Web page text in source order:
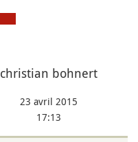
christian bohnert
23 avril 2015
17:13